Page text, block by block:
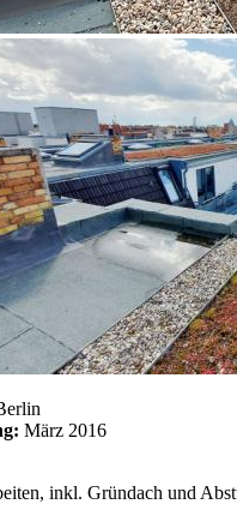
März 2016
inkl. Gründach und